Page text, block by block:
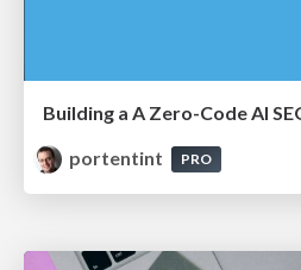
Building a A Zero-Code AI
portentint
PRO